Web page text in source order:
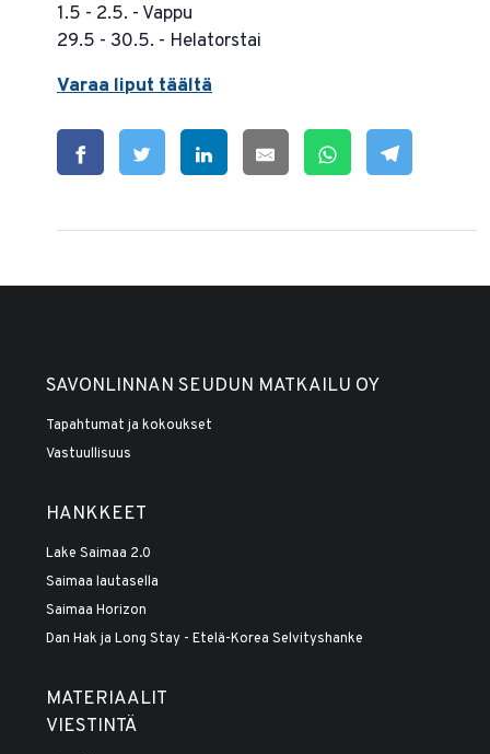
1.5 - 2.5. - Vappu
29.5 - 30.5. - Helatorstai
Varaa liput täältä
SAVONLINNAN SEUDUN MATKAILU OY
Tapahtumat ja kokoukset
Vastuullisuus
HANKKEET
Lake Saimaa 2.0
Saimaa lautasella
Saimaa Horizon
Dan Hak ja Long Stay - Etelä-Korea Selvityshanke
MATERIAALIT
VIESTINTÄ